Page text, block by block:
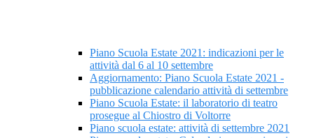
Piano Scuola Estate 2021: indicazioni per le
attività dal 6 al 10 settembre
Aggiornamento: Piano Scuola Estate 2021 -
pubblicazione calendario attività di settembre
Piano Scuola Estate: il laboratorio di teatro
prosegue al Chiostro di Voltorre
Piano scuola estate: attività di settembre 2021